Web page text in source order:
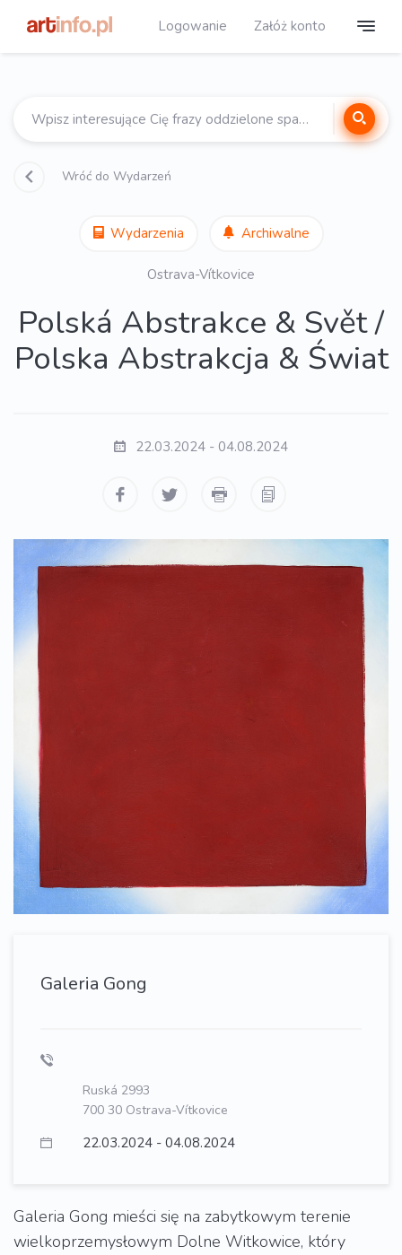
Logowanie Załóż konto
Wróć do Wydarzeń
Wydarzenia Archiwalne
Ostrava-Vítkovice
Polská Abstrakce & Svět /
Polska Abstrakcja & Świat
22.03.2024 - 04.08.2024
Galeria Gong mieści się na zabytkowym terenie
wielkoprzemysłowym Dolne Witkowice, który
Galeria Gong
Ruská 2993
700 30 Ostrava-Vítkovice
22.03.2024 - 04.08.2024